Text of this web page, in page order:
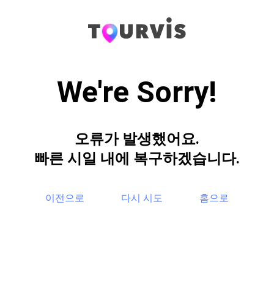
We're Sorry!
오류가 발생했어요.
빠른 시일 내에 복구하겠습니다.
이전으로 다시 시도 홈으로